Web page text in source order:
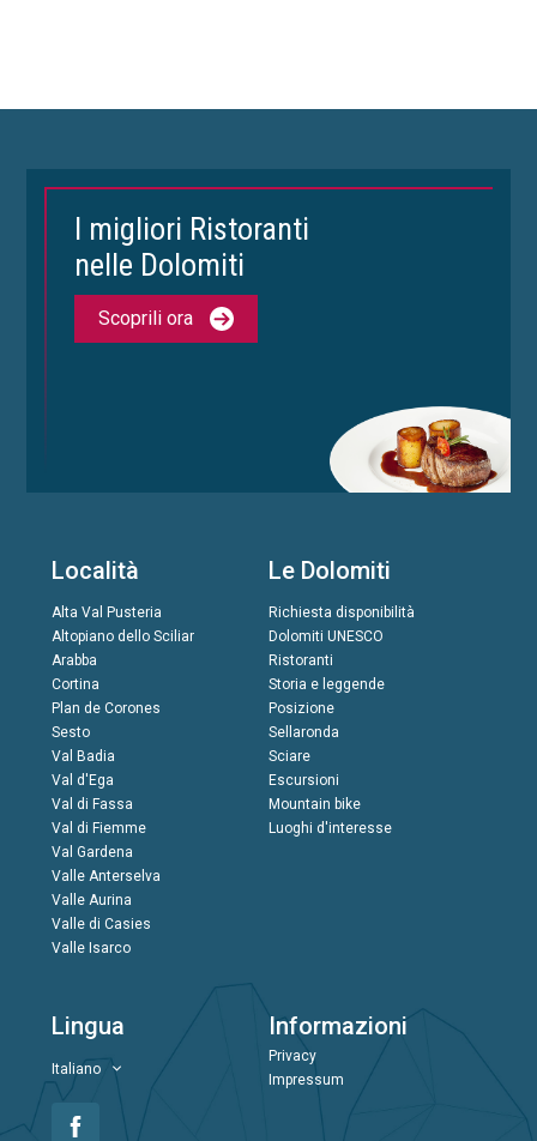
I migliori Ristoranti
nelle Dolomiti
Scoprili ora
Località
Alta Val Pusteria
Altopiano dello Sciliar
Arabba
Cortina
Plan de Corones
Sesto
Val Badia
Val d'Ega
Val di Fassa
Val di Fiemme
Val Gardena
Valle Anterselva
Valle Aurina
Valle di Casies
Valle Isarco
Le Dolomiti
Richiesta disponibilità
Dolomiti UNESCO
Ristoranti
Storia e leggende
Posizione
Sellaronda
Sciare
Escursioni
Mountain bike
Luoghi d'interesse
Lingua
Italiano
Informazioni
Privacy
Impressum